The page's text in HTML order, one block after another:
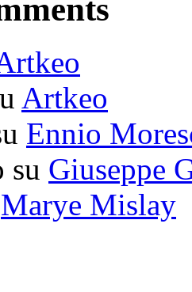
Artkeo
Ennio
su Giuseppe
Marye Mislay